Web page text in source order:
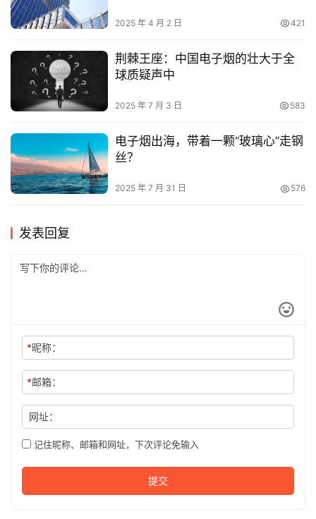
2025 年 4 月 2 日 421
荆棘王座：中国电子烟的壮大于全
球质疑声中
2025 年 7 月 3 日 583
电子烟出海，带着一颗“玻璃心”走钢
丝？
2025 年 7 月 31 日 576
发表回复
*昵称：
*邮箱：
网址：
记住昵称、邮箱和网址，下次评论免输入
提交